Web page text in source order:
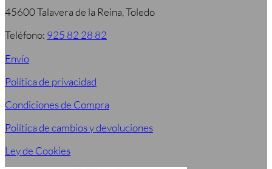
45600 Talavera de la Reina, Toledo
Teléfono: 925 82 28 82
Envío
Política de privacidad
Condiciones de Compra
Política de cambios y devoluciones
Ley de Cookies